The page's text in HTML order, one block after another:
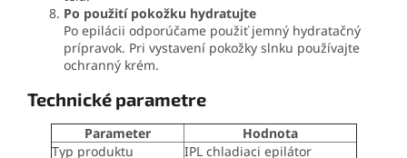
Po použití pokožku hydratujte
Po epilácii odporúčame použiť jemný hydratačný
prípravok. Pri vystavení pokožky slnku používajte
ochranný krém.
Technické parametre
Parameter
Hodnota
Typ produktu
IPL chladiaci epilátor